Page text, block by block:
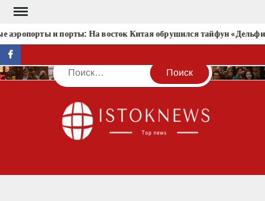
Перейти
содержимому
аэропорты и порты: На восток Китая обрушился тайфун
facebook
Поиск